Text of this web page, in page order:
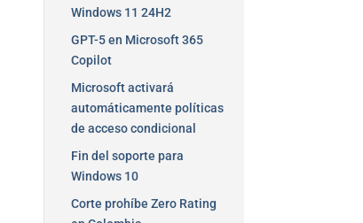
Windows 11 24H2
GPT-5 en Microsoft 365
Copilot
Microsoft activará
automáticamente políticas
de acceso condicional
Fin del soporte para
Windows 10
Corte prohíbe Zero Rating